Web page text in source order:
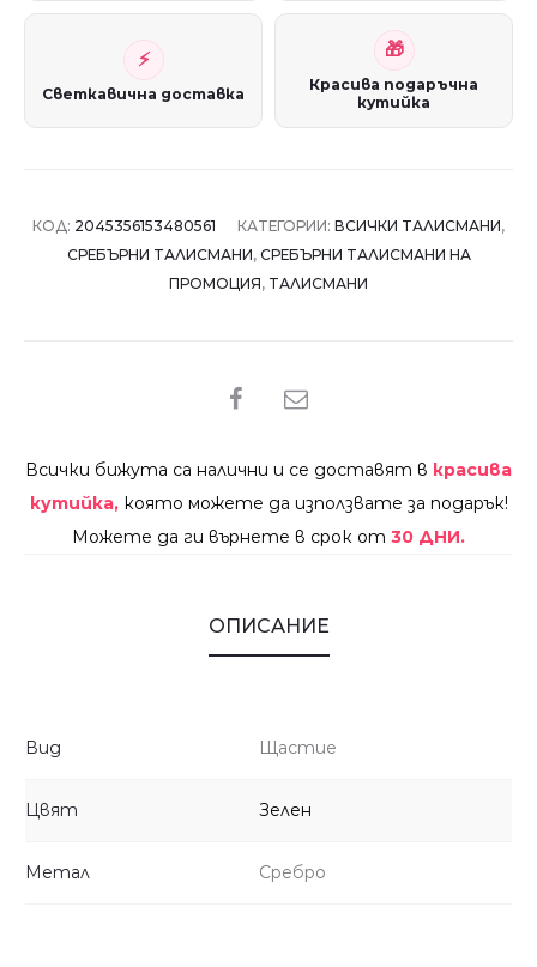
Светкавична доставка
Красива подаръчна
кутийка
КОД: 2045356153480561 КАТЕГОРИИ: ВСИЧКИ ТАЛИСМАНИ,
СРЕБЪРНИ ТАЛИСМАНИ, СРЕБЪРНИ ТАЛИСМАНИ НА
ПРОМОЦИЯ, ТАЛИСМАНИ
SHARE
Всички бижута са налични и се доставят в красива
кутийка, която можете да използвате за подарък!
Можете да ги върнете в срок от 30 ДНИ.
ОПИСАНИЕ
Вид Щастие
Цвят Зелен
Метал Сребро